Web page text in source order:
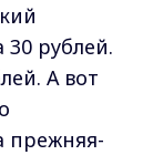
рублей.
А вот
прежняя-